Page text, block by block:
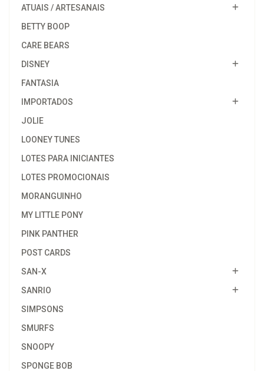
ATUAIS / ARTESANAIS
BETTY BOOP
CARE BEARS
DISNEY
FANTASIA
IMPORTADOS
JOLIE
LOONEY TUNES
LOTES PARA INICIANTES
LOTES PROMOCIONAIS
MORANGUINHO
MY LITTLE PONY
PINK PANTHER
POST CARDS
SAN-X
SANRIO
SIMPSONS
SMURFS
SNOOPY
SPONGE BOB